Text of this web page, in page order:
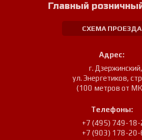
Главный
СХЕМА ПРОЕЗДА
Адрес:
г. Дзержинский,
ул. Энергетиков,
(100 метров от
Телефоны:
+7 (495) 749-18-
+7 (903) 178-20-